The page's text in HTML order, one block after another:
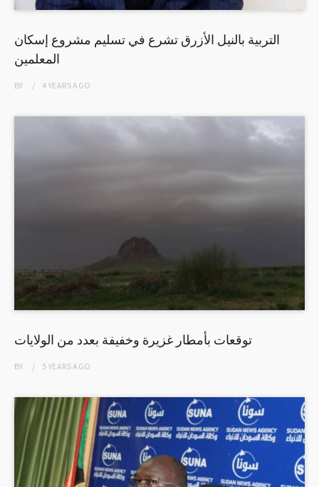
التربية بالنيل الأزرق تشرع في تسليم مشروع إسكان
المعلمين
BY 4 YEARSAGO
توقعات بأمطار غزيرة وخفيفة بعدد من الولايات
BY 5 YEARSAGO